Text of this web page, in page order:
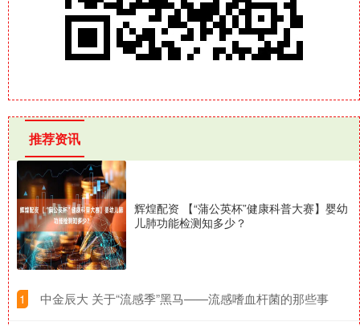
推荐资讯
辉煌配资 【“蒲公英杯”健康科普大赛】婴幼
儿肺功能检测知多少？
1 ​中金辰大 关于“流感季”黑马——流感嗜血杆菌的那些事